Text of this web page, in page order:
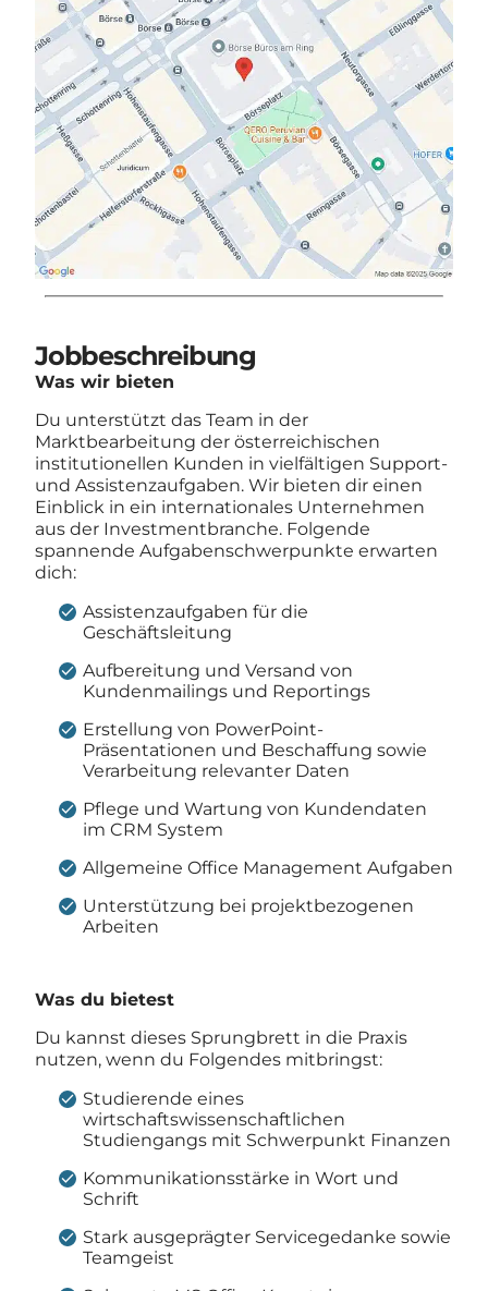
Jobbeschreibung
Was wir bieten
Du unterstützt das Team in der
Marktbearbeitung der österreichischen
institutionellen Kunden in vielfältigen Support-
und Assistenzaufgaben. Wir bieten dir einen
Einblick in ein internationales Unternehmen
aus der Investmentbranche. Folgende
spannende Aufgabenschwerpunkte erwarten
dich:
Assistenzaufgaben für die
Geschäftsleitung
Aufbereitung und Versand von
Kundenmailings und Reportings
Erstellung von PowerPoint-
Präsentationen und Beschaffung sowie
Verarbeitung relevanter Daten
Pflege und Wartung von Kundendaten
im CRM System
Allgemeine Office Management Aufgaben
Unterstützung bei projektbezogenen
Arbeiten
Was du bietest
Du kannst dieses Sprungbrett in die Praxis
nutzen, wenn du Folgendes mitbringst:
Studierende eines
wirtschaftswissenschaftlichen
Studiengangs mit Schwerpunkt Finanzen
Kommunikationsstärke in Wort und
Schrift
Stark ausgeprägter Servicegedanke sowie
Teamgeist